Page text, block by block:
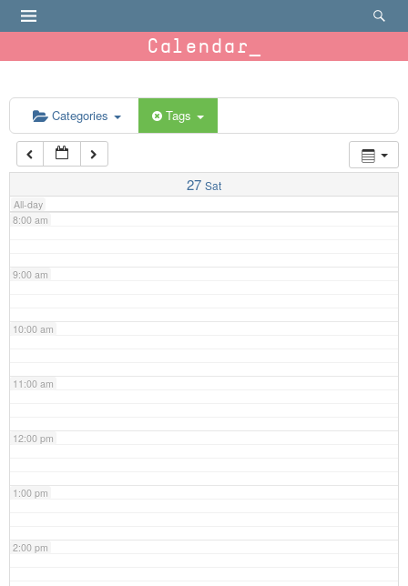
Calendar
Categories Tags
27 Sat
All-day
6:00 am
7:00 am
8:00 am
9:00 am
10:00 am
11:00 am
12:00 pm
1:00 pm
2:00 pm